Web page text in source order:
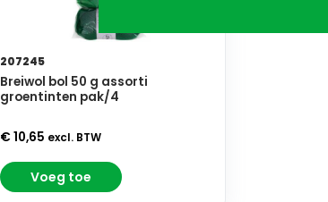
207245
Breiwol bol 50 g assorti
groentinten pak/4
€ 10,65 excl. BTW
Voeg toe